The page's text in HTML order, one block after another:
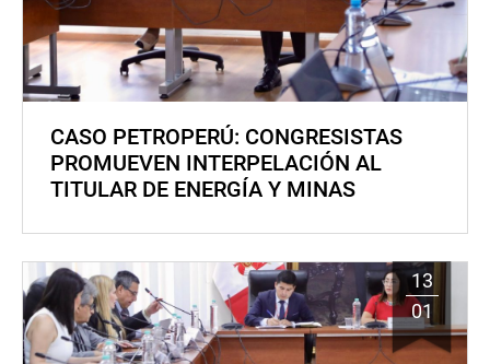
CASO PETROPERÚ: CONGRESISTAS
PROMUEVEN INTERPELACIÓN AL
TITULAR DE ENERGÍA Y MINAS
13
01